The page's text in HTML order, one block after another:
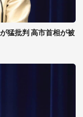
猛批判 高市首相が被